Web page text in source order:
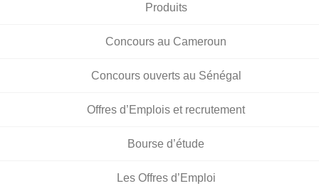
Produits
Concours au Cameroun
Concours ouverts au Sénégal
Offres d’Emplois et recrutement
Bourse d’étude
Les Offres d’Emploi